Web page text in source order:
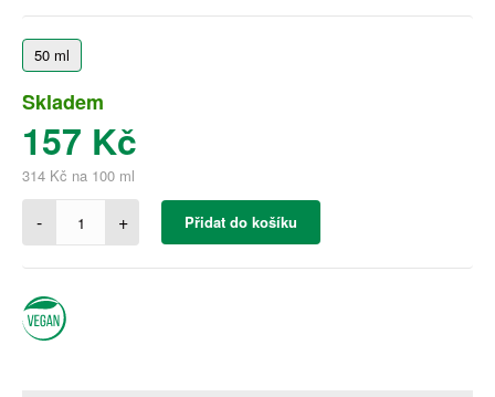
50 ml
Skladem
157 Kč
314 Kč na 100 ml
- + Přidat do košíku